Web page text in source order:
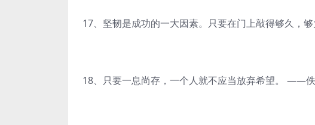
17、坚韧是成功的一大因素。只要在门上敲得够久，
18、只要一息尚存，一个人就不应当放弃希望。 ——